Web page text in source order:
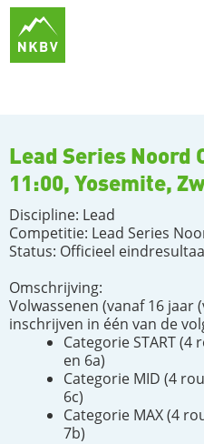
Lead Series Noord
11:00, Yosemite,
Discipline: Lead
Competitie: Lead Series
Status: Officieel
Omschrijving:
Volwassenen (vanaf 16 jaar
inschrijven in één van de
Categorie START (4
en 6a)
Categorie MID (4
6c)
Categorie MAX (4
7b)